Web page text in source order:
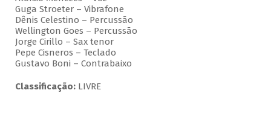
Guga Stroeter – Vibrafone
Dênis Celestino – Percussão
Wellington Goes – Percussão
Jorge Cirillo – Sax tenor
Pepe Cisneros – Teclado
Gustavo Boni – Contrabaixo
Classificação:LIVRE